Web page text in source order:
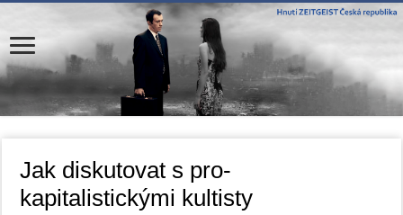
Jak diskutovat s pro-
kapitalistickými kultisty